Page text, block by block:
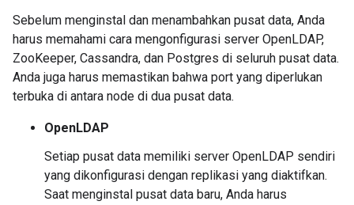
Sebelum menginstal dan menambahkan pusat data, Anda
harus memahami cara mengonfigurasi server OpenLDAP,
ZooKeeper, Cassandra, dan Postgres di seluruh pusat data.
Anda juga harus memastikan bahwa port yang diperlukan
terbuka di antara node di dua pusat data.
OpenLDAP
Setiap pusat data memiliki server OpenLDAP sendiri
yang dikonfigurasi dengan replikasi yang diaktifkan.
Saat menginstal pusat data baru, Anda harus